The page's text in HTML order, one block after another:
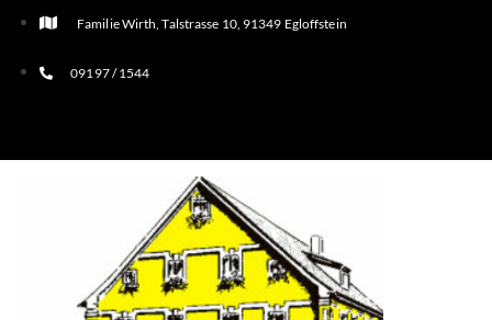
Familie Wirth, Talstrasse 10, 91349 Egloffstein
09197 / 1544